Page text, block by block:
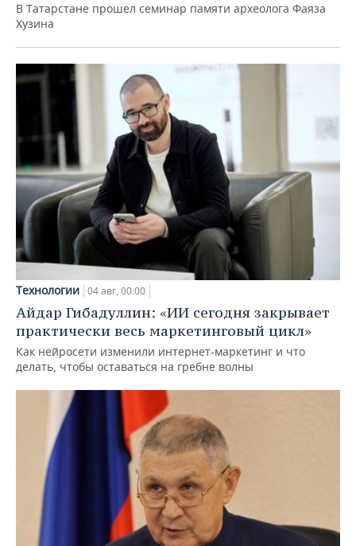
В Татарстане прошел семинар памяти археолога Фаяза
Хузина
Технологии 04 авг, 00:00
Айдар Гибадуллин: «ИИ сегодня закрывает
практически весь маркетинговый цикл»
Как нейросети изменили интернет-маркетинг и что
делать, чтобы оставаться на гребне волны